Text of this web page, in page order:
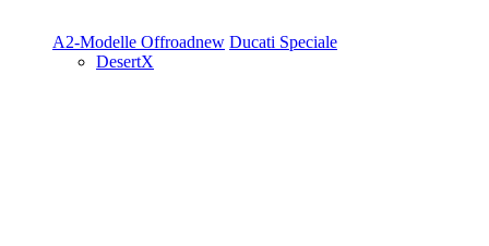
A2-Modelle Offroadnew Ducati Speciale
DesertX